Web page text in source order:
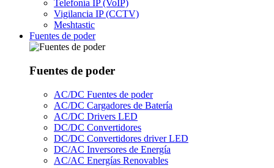
Telefonía IP (VoIP)
Vigilancia IP (CCTV)
Meshtastic
Fuentes de poder
Fuentes de poder
AC/DC Fuentes de poder
AC/DC Cargadores de Batería
AC/DC Drivers LED
DC/DC Convertidores
DC/DC Convertidores driver LED
DC/AC Inversores de Energía
AC/AC Energías Renovables